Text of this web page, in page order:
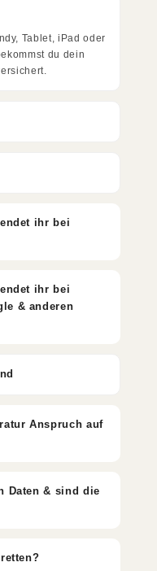
Tablet, iPad oder
du dein
ihr bei
ihr bei
& anderen
Anspruch auf
Daten & sind die